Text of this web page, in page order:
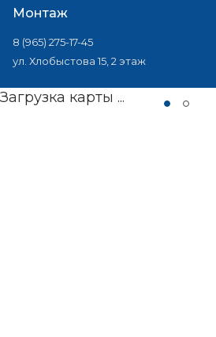
Монтаж
8 (965) 275-17-45
ул. Хлобыстова 15, 2 этаж
Загрузка карты ...